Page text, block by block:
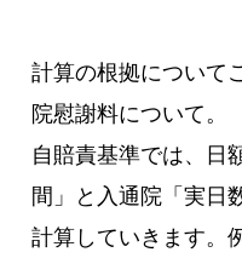
計算の根拠について
院慰謝料について。
自賠責基準では、日
間」と入通院「実日
計算していきます。